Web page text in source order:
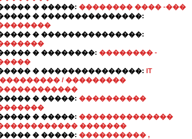
� �����: �������� ���� -���
� ���������������:
� ���������������:
� ��������: �������� -
� ���������������: IT
/ ���������
� �����: ����������
� �����: ��������������
�������
� �����: ���������� ,